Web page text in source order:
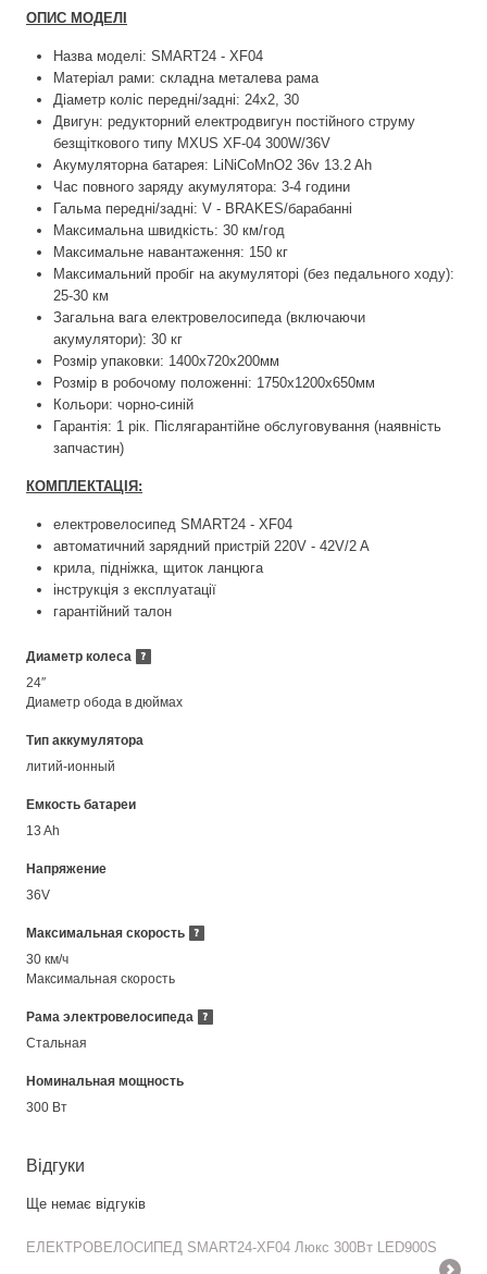
ОПИС МОДЕЛІ
Назва моделі: SMART24 - XF04
Матеріал рами: складна металева рама
Діаметр коліс передні/задні: 24х2, 30
Двигун: редукторний електродвигун постійного струму
безщіткового типу MXUS XF-04 300W/36V
Акумуляторна батарея: LiNiCoMnO2 36v 13.2 Ah
Час повного заряду акумулятора: 3-4 години
Гальма передні/задні: V - BRAKES/барабанні
Максимальна швидкість: 30 км/год
Максимальне навантаження: 150 кг
Максимальний пробіг на акумуляторі (без педального ходу):
25-30 км
Загальна вага електровелосипеда (включаючи
акумулятори): 30 кг
Розмір упаковки: 1400x720x200мм
Розмір в робочому положенні: 1750x1200x650мм
Кольори: чорно-синій
Гарантія: 1 рік. Післягарантійне обслуговування (наявність
запчастин)
КОМПЛЕКТАЦІЯ:
електровелосипед SMART24 - XF04
автоматичний зарядний пристрій 220V - 42V/2 A
крила, підніжка, щиток ланцюга
інструкція з експлуатації
гарантійний талон
Диаметр колеса
24″
Диаметр обода в дюймах
Тип аккумулятора
литий-ионный
Емкость батареи
13 Ah
Напряжение
36V
Максимальная скорость
30 км/ч
Максимальная скорость
Рама электровелосипеда
Стальная
Номинальная мощность
300 Вт
Відгуки
Ще немає відгуків
ЕЛЕКТРОВЕЛОСИПЕД SMART24-XF04 Люкс 300Вт LED900S